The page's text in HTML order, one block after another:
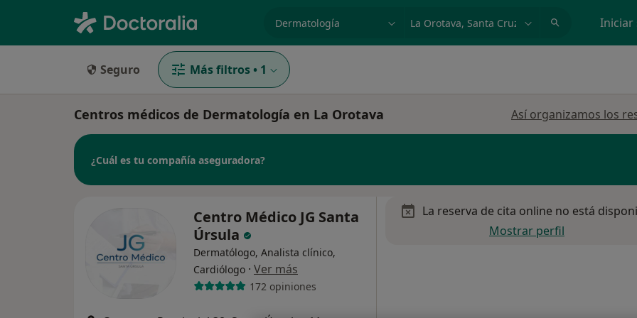
especialidad, enfermedad o nombre Iniciar
Seguro Más filtros • 1
Centros médicos de Dermatología en La Orotava Así organizamos los
¿Cuál es tu compañía aseguradora?
Centro Médico JG Santa
Úrsula
Dermatólogo, Analista clínico,
Cardiólogo · Ver más
172 opiniones
La reserva de cita online no está
Mostrar perfil